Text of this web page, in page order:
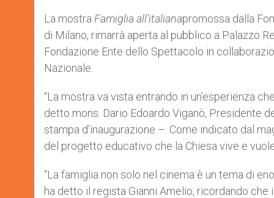
La mostra Famiglia all’italianapromossa dalla
di Milano, rimarrà aperta al pubblico a Palazzo
Fondazione Ente dello Spettacolo in
Nazionale.
“La mostra va vista entrando in un’esperienza
detto mons. Dario Edoardo Viganò, Presidente
stampa d’inaugurazione –. Come indicato dal
del progetto educativo che la Chiesa vive e
“La famiglia non solo nel cinema è un tema di
ha detto il regista Gianni Amelio, ricordando